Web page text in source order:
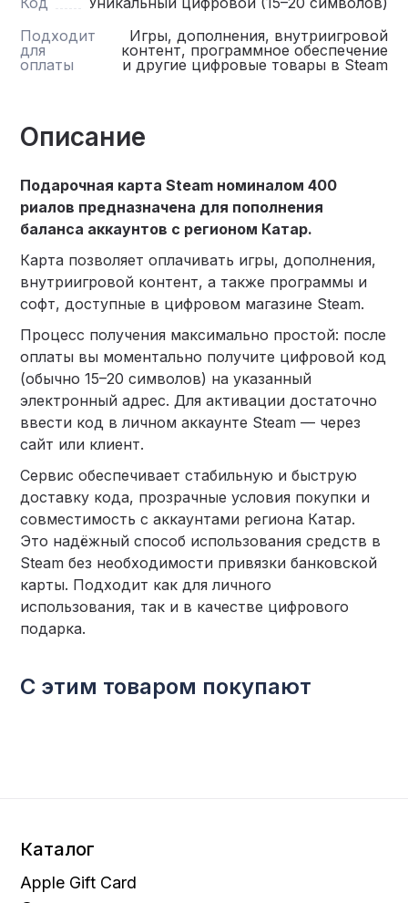
Подходит
для
оплаты
Игры, дополнения, внутриигровой
контент, программное обеспечение
и другие цифровые товары в Steam
Описание
Подарочная карта Steam номиналом 400
риалов предназначена для пополнения
баланса аккаунтов с регионом Катар.
Карта позволяет оплачивать игры, дополнения,
внутриигровой контент, а также программы и
софт, доступные в цифровом магазине Steam.
Процесс получения максимально простой: после
оплаты вы моментально получите цифровой код
(обычно 15–20 символов) на указанный
электронный адрес. Для активации достаточно
ввести код в личном аккаунте Steam — через
сайт или клиент.
Сервис обеспечивает стабильную и быструю
доставку кода, прозрачные условия покупки и
совместимость с аккаунтами региона Катар.
Это надёжный способ использования средств в
Steam без необходимости привязки банковской
карты. Подходит как для личного
использования, так и в качестве цифрового
подарка.
С этим товаром покупают
Каталог
Apple Gift Card